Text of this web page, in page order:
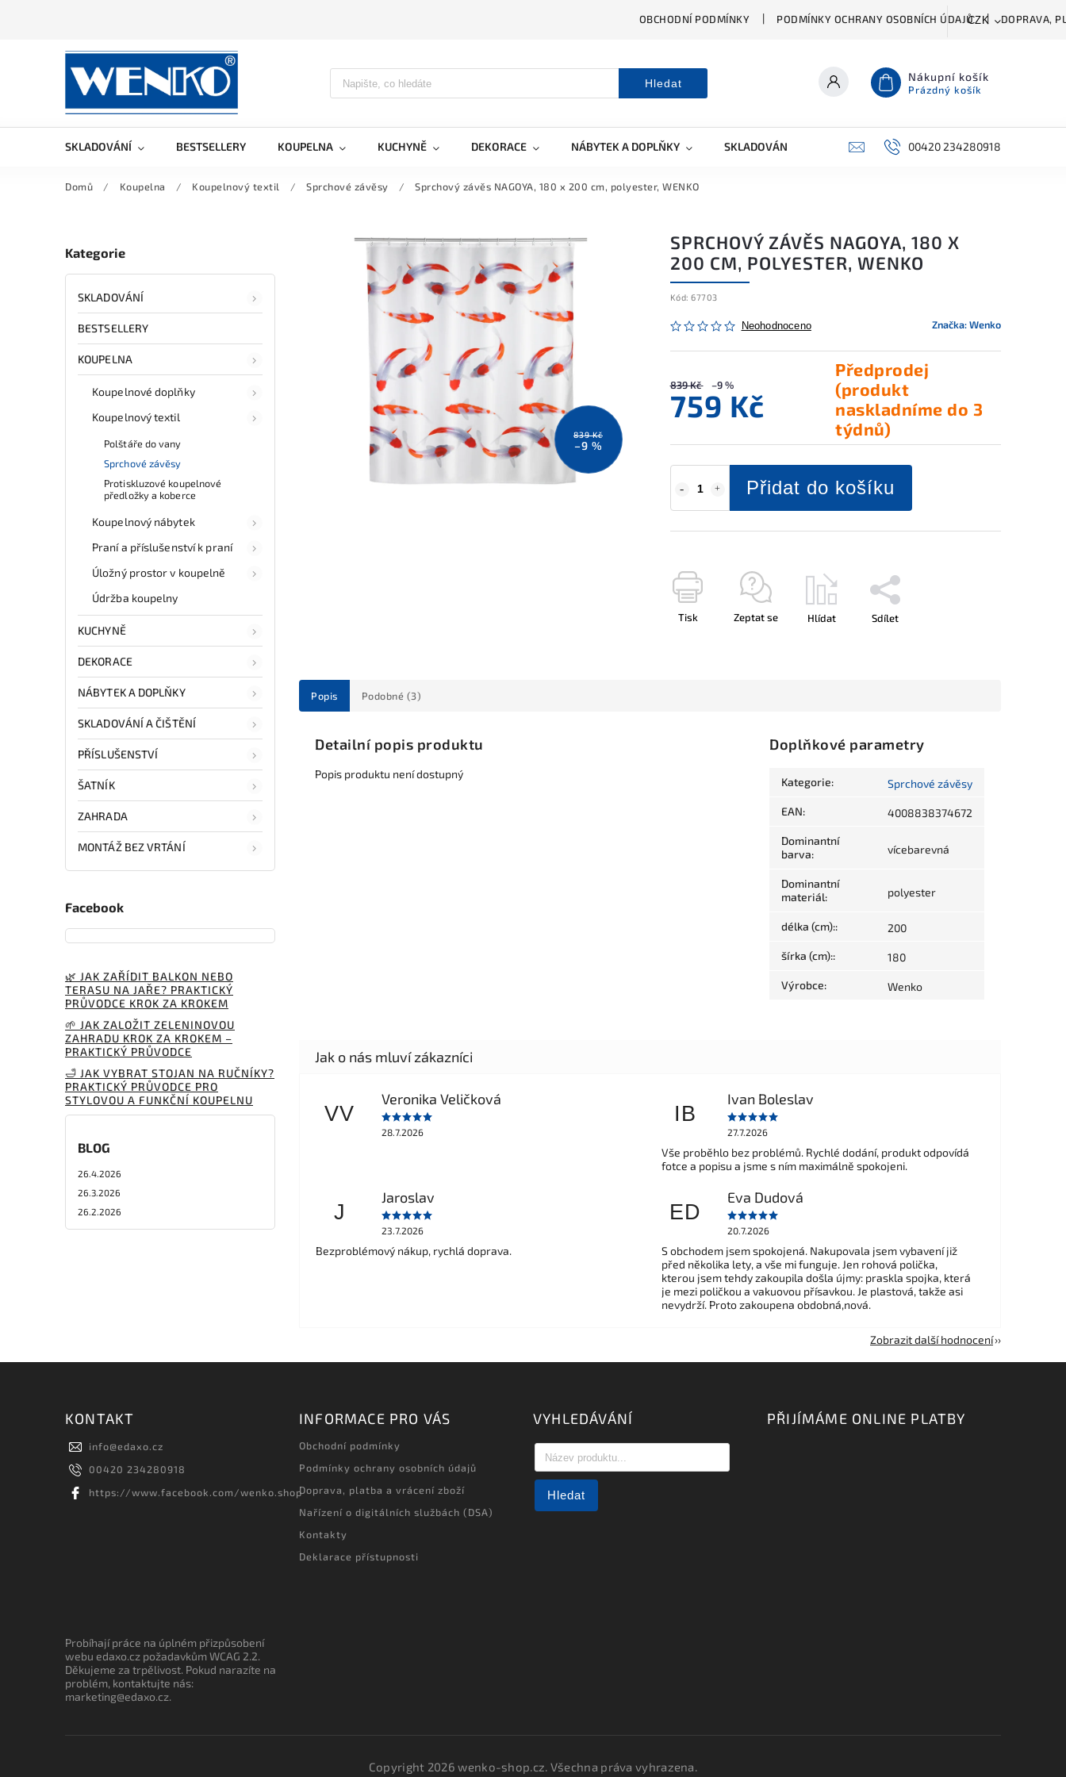
OBCHODNÍ PODMÍNKY PODMÍNKY OCHRANY OSOBNÍCH ÚDAJŮ DOPRAVA,
CZK
Hledat Nákupní košík
Prázdný košík
SKLADOVÁNÍ BESTSELLERY KOUPELNA KUCHYNĚ DEKORACE NÁBYTEK A DOPLŇKY SKLADOVÁNÍ A ČIŠTĚNÍ PŘÍSLUŠENSTVÍ
00420 234280918
Domů / Koupelna / Koupelnový textil / Sprchové závěsy / Sprchový závěs NAGOYA, 180 x 200 cm, polyester, WENKO
Kategorie
SKLADOVÁNÍ
BESTSELLERY
KOUPELNA
Koupelnové doplňky
Koupelnový textil
Polštáře do vany
Sprchové závěsy
Protiskluzové koupelnové
předložky a koberce
Koupelnový nábytek
Praní a příslušenství k praní
Úložný prostor v koupelně
Údržba koupelny
KUCHYNĚ
DEKORACE
NÁBYTEK A DOPLŇKY
SKLADOVÁNÍ A ČIŠTĚNÍ
PŘÍSLUŠENSTVÍ
ŠATNÍK
ZAHRADA
MONTÁŽ BEZ VRTÁNÍ
Facebook
🌿 JAK ZAŘÍDIT BALKON NEBO
TERASU NA JAŘE? PRAKTICKÝ
PRŮVODCE KROK ZA KROKEM
🌱 JAK ZALOŽIT ZELENINOVOU
ZAHRADU KROK ZA KROKEM –
PRAKTICKÝ PRŮVODCE
🛁 JAK VYBRAT STOJAN NA RUČNÍKY?
PRAKTICKÝ PRŮVODCE PRO
STYLOVOU A FUNKČNÍ KOUPELNU
BLOG
26.4.2026
26.3.2026
26.2.2026
839 Kč
–9 %
SPRCHOVÝ ZÁVĚS NAGOYA, 180 X
200 CM, POLYESTER, WENKO
Kód: 67703
Neohodnoceno Značka:Wenko
839 Kč –9 %
759 Kč
Předprodej
(produkt
naskladníme do 3
týdnů)
Přidat do košíku
Tisk Zeptat se Hlídat Sdílet
Popis Podobné (3)
Detailní popis produktu
Popis produktu není dostupný
Doplňkové parametry
Kategorie: Sprchové závěsy
EAN: 4008838374672
Dominantní
barva: vícebarevná
Dominantní
materiál: polyester
délka (cm):: 200
šírka (cm):: 180
Výrobce: Wenko
VV
Veronika Veličková
28.7.2026
IB
Ivan Boleslav
27.7.2026
Vše proběhlo bez problémů. Rychlé dodání, produkt odpovídá
fotce a popisu a jsme s ním maximálně spokojeni.
J
Jaroslav
23.7.2026
Bezproblémový nákup, rychlá doprava.
ED
Eva Dudová
20.7.2026
S obchodem jsem spokojená. Nakupovala jsem vybavení již
před několika lety, a vše mi funguje. Jen rohová polička,
kterou jsem tehdy zakoupila došla újmy: praskla spojka, která
je mezi poličkou a vakuovou přísavkou. Je plastová, takže asi
nevydrží. Proto zakoupena obdobná,nová.
Zobrazit další hodnocení
KONTAKT
info@edaxo.cz
00420 234280918
https://www.facebook.com/wenko.shop
INFORMACE PRO VÁS
Obchodní podmínky
Podmínky ochrany osobních údajů
Doprava, platba a vrácení zboží
Nařízení o digitálních službách (DSA)
Kontakty
Deklarace přístupnosti
VYHLEDÁVÁNÍ
Hledat
PŘIJÍMÁME ONLINE PLATBY
Probíhají práce na úplném přizpůsobení
webu edaxo.cz požadavkům WCAG 2.2.
Děkujeme za trpělivost. Pokud narazíte na
problém, kontaktujte nás:
marketing@edaxo.cz.
Copyright 2026wenko-shop.cz. Všechna práva vyhrazena.